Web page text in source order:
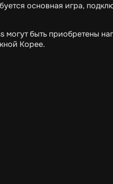
основная игра,
могут быть приобретены
Корее.